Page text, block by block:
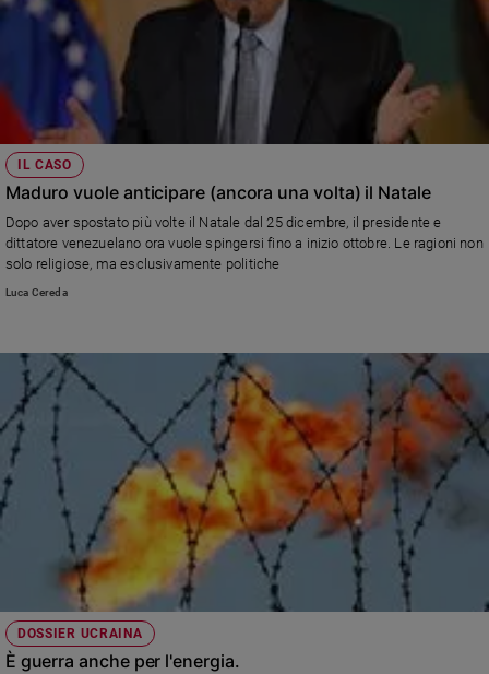
IL CASO
Maduro vuole anticipare (ancora una volta) il Natale
Dopo aver spostato più volte il Natale dal 25 dicembre, il presidente e
dittatore venezuelano ora vuole spingersi fino a inizio ottobre. Le ragioni non
solo religiose, ma esclusivamente politiche
Luca Cereda
DOSSIER UCRAINA
È guerra anche per l'energia.